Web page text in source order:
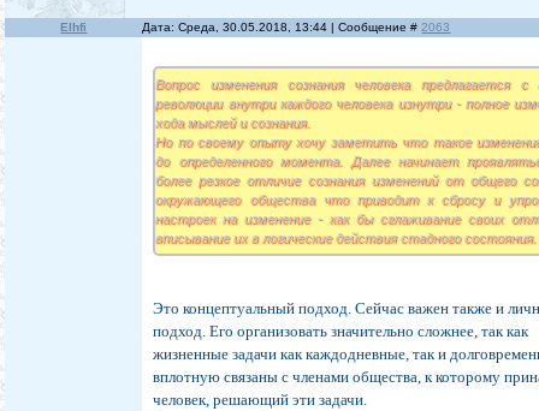
Elhfi Дата: Среда, 30.05.2018, 13:44 | Сообщение #2063
Вопрос изменения сознания человека предлагается с
революции внутри каждого человека изнутри - полное
хода мыслей и сознания.
Но по своему опыту хочу заметить что такое
до определенного момента. Далее начинает
более резкое отличие сознания изменений от общего
окружающего общества что приводит к сбросу и
настроек на изменение - как бы сглаживание своих
вписывание их в логические действия стадного состояния.
Это концептуальный подход. Сейчас важен также и
подход. Его организовать значительно сложнее, так как
жизненные задачи как каждодневные, так и
вплотную связаны с членами общества, к которому
человек, решающий эти задачи.